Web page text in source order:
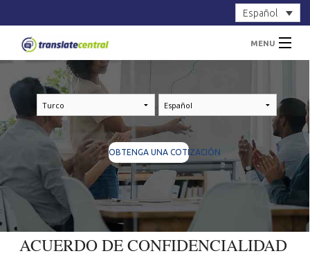
Español
MENU
INICIO
SERVICIOS
SOBRE NOSOTROS
CONTACTOS
Iniciar sesión Registrarse OBTENGA UNA COTIZACIÓN
OBTENGA UNA COTIZACIÓN
ACUERDO DE CONFIDENCIALIDAD